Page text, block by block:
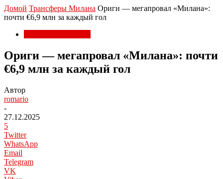
Домой Трансферы Милана Ориги — мегапровал «Милана»:
почти €6,9 млн за каждый гол
Ориги — мегапровал «Милана»: почти
€6,9 млн за каждый гол
Автор
romario
-
27.12.2025
5
Twitter
WhatsApp
Email
Telegram
VK